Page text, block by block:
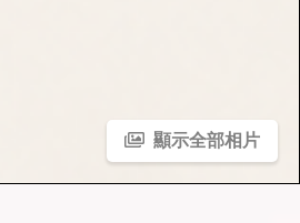
顯示全部相片